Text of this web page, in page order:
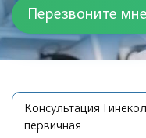
Консультация
первичная